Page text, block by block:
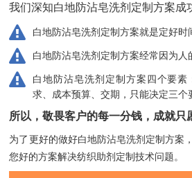
我们深知白地防沾皂洗剂定制方案成
白地防沾皂洗剂定制方案就是定好时
白地防沾皂洗剂定制方案经常因为人
白地防沾皂洗剂定制方案四个要
求、成本预算、交期，只能决定三个
所以，敬畏客户的每一分钱，成就只
为了更好的做好白地防沾皂洗剂定制方案
您好的方案解决纺织助剂定制技术问题。